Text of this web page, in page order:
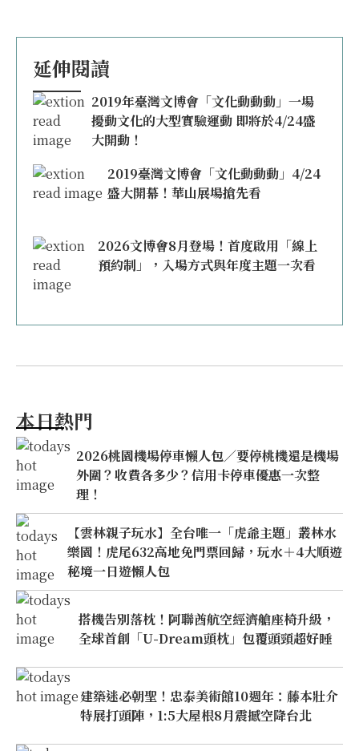
延伸閱讀
2019年臺灣文博會「文化動動動」一場
擾動文化的大型實驗運動 即將於4/24盛
大開動！
2019臺灣文博會「文化動動動」4/24
盛大開幕！華山展場搶先看
2026文博會8月登場！首度啟用「線上
預約制」，入場方式與年度主題一次看
本日熱門
2026桃園機場停車懶人包／要停桃機還是機場
外圍？收費各多少？信用卡停車優惠一次整
理！
【雲林親子玩水】全台唯一「虎爺主題」叢林水
樂園！虎尾632高地免門票回歸，玩水＋4大順遊
秘境一日遊懶人包
搭機告別落枕！阿聯酋航空經濟艙座椅升級，
全球首創「U-Dream頭枕」包覆頭頸超好睡
建築迷必朝聖！忠泰美術館10週年：藤本壯介
特展打頭陣，1:5大屋根8月震撼空降台北